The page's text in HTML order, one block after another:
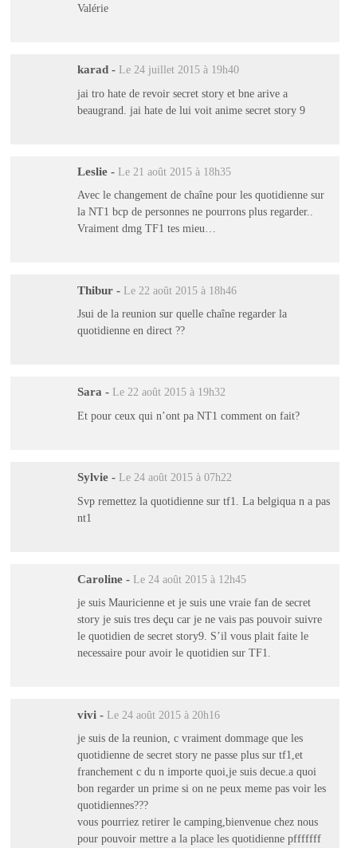
Valérie
karad - Le 24 juillet 2015 à 19h40
jai tro hate de revoir secret story et bne arive a
beaugrand. jai hate de lui voit anime secret story 9
Leslie - Le 21 août 2015 à 18h35
Avec le changement de chaîne pour les quotidienne sur
la NT1 bcp de personnes ne pourrons plus regarder..
Vraiment dmg TF1 tes mieu…
Thibur - Le 22 août 2015 à 18h46
Jsui de la reunion sur quelle chaîne regarder la
quotidienne en direct ??
Sara - Le 22 août 2015 à 19h32
Et pour ceux qui n’ont pa NT1 comment on fait?
Sylvie - Le 24 août 2015 à 07h22
Svp remettez la quotidienne sur tf1. La belgiqua n a pas
nt1
Caroline - Le 24 août 2015 à 12h45
je suis Mauricienne et je suis une vraie fan de secret
story je suis tres deçu car je ne vais pas pouvoir suivre
le quotidien de secret story9. S’il vous plait faite le
necessaire pour avoir le quotidien sur TF1.
vivi - Le 24 août 2015 à 20h16
je suis de la reunion, c vraiment dommage que les
quotidienne de secret story ne passe plus sur tf1,et
franchement c du n importe quoi,je suis decue.a quoi
bon regarder un prime si on ne peux meme pas voir les
quotidiennes???
vous pourriez retirer le camping,bienvenue chez nous
pour pouvoir mettre a la place les quotidienne pfffffff